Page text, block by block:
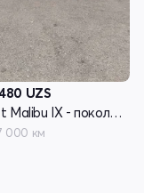
UZS
Chevrolet Malibu IX - поколение
000 км